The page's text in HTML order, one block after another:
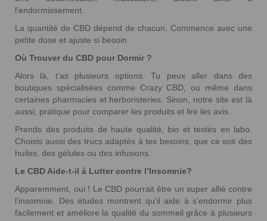
l’endormissement.
La quantité de CBD dépend de chacun. Commence avec une
petite dose et ajuste si besoin.
Où Trouver du CBD pour Dormir ?
Alors là, t’as plusieurs options. Tu peux aller dans des
boutiques spécialisées comme Crazy CBD, ou même dans
certaines pharmacies et herboristeries. Sinon, notre site est là
aussi, pratique pour comparer les produits et lire les avis.
Prends des produits de haute qualité, bio et testés en labo.
Choisis aussi des trucs adaptés à tes besoins, que ce soit des
huiles, des gélules ou des infusions.
Le CBD Aide-t-il à Lutter contre l’Insomnie?
Apparemment, oui ! Le CBD pourrait être un super allié contre
l’insomnie. Des études montrent qu’il aide à s’endormir plus
facilement et améliore la qualité du sommeil grâce à plusieurs